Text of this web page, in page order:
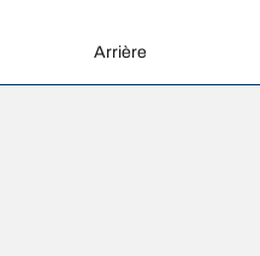
Arrière